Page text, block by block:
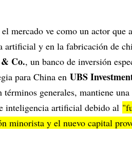
mercado ve como un actor que
artificial y en la fabricación de
Co., un banco de inversión
para China en UBS
generales, mantiene
inteligencia artificial debido al
minorista y el nuevo capital